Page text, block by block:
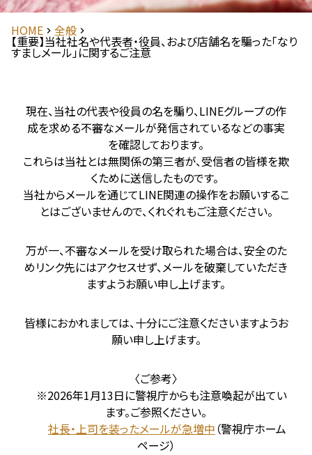
HOME 全般
【重要】当社社名や代表者・役員、および店舗名を騙った「なり
すましメール」に関するご注意
現在、当社の代表や役員の名を騙り、LINEグループの作
成を求める不審なメールが発信されているなどの事実
を確認しております。
これらは当社とは無関係の第三者が、受信者の皆様を欺
くために送信したものです。
当社からメールを通じてLINE関連の操作をお願いするこ
とはございませんので、くれぐれもご注意ください。
万が一、不審なメールを受け取られた場合は、安全のた
めリンク先にはアクセスせず、メールを破棄していただき
ますようお願い申し上げます。
皆様におかれましては、十分にご注意くださいますようお
願い申し上げます。
〈ご参考〉
※2026年1月13日に警視庁からも注意喚起が出てい
ます。ご参照ください。
社長・上司を装ったメールが急増中 （警視庁ホーム
ページ）